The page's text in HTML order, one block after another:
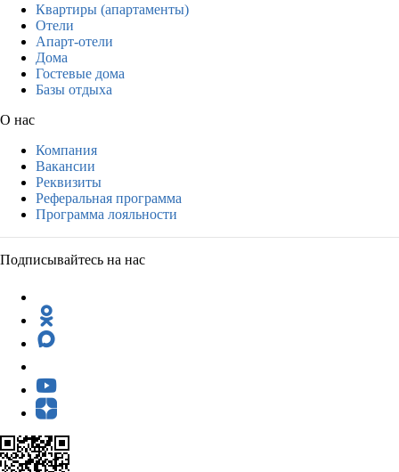
Квартиры (апартаменты)
Отели
Апарт-отели
Дома
Гостевые дома
Базы отдыха
О нас
Компания
Вакансии
Реквизиты
Реферальная программа
Программа лояльности
Подписывайтесь на нас